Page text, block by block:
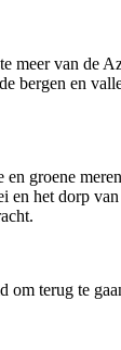
meer van de
bergen en
groene
en het dorp
terug te